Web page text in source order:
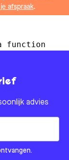
afspraak.
function
advies